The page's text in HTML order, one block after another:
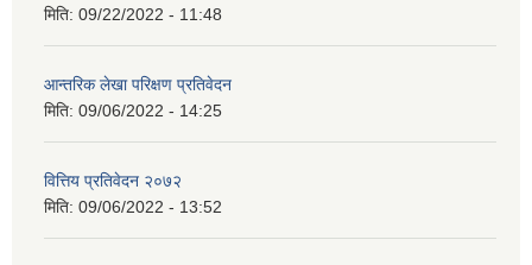
मिति: 09/22/2022 - 11:48
आन्तरिक लेखा परिक्षण प्रतिवेदन
मिति: 09/06/2022 - 14:25
वित्तिय प्रतिवेदन २०७२
मिति: 09/06/2022 - 13:52